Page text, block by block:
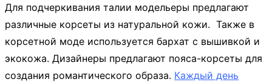
Для подчеркивания талии модельеры предлагают
различные корсеты из натуральной кожи. Также в
корсетной моде используется бархат с вышивкой и
экокожа. Дизайнеры предлагают пояса-корсеты для
создания романтического образа. Каждый день